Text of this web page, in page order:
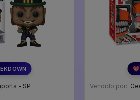
- SP
💖
Vendido por: